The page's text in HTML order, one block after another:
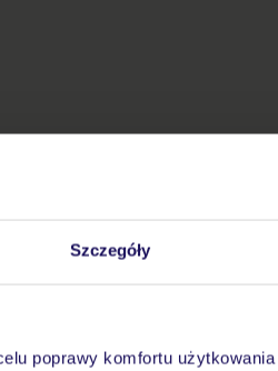
Szczegóły
poprawy komfortu